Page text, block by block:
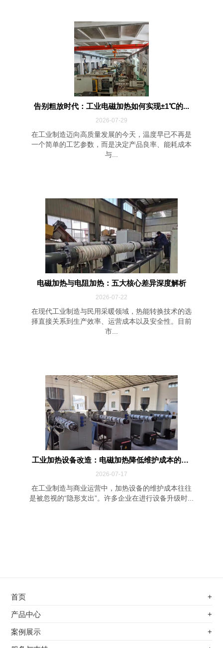
告别粗放时代：工业电磁加热如何实现±1℃的...
2026-07-29
在工业制造迈向高质量发展的今天，温度早已不再是
一个简单的工艺参数，而是决定产品良率、能耗成本
与...
电磁加热与电阻加热：五大核心差异深度解析
2026-07-22
在现代工业制造与民用采暖领域，热能转换技术的选
择直接关系到生产效率、运营成本以及安全性。目前
市...
工业加热设备改造：电磁加热降低维护成本的四...
2026-07-17
在工业制造与商业运营中，加热设备的维护成本往往
是被忽视的“隐形支出”。许多企业在进行设备升级时...
首页 +
不锈钢专用电磁加热器
电磁蒸汽发生器
产品中心 +
不锈钢专用电磁加热器
电磁蒸汽发生器
案例展示 +